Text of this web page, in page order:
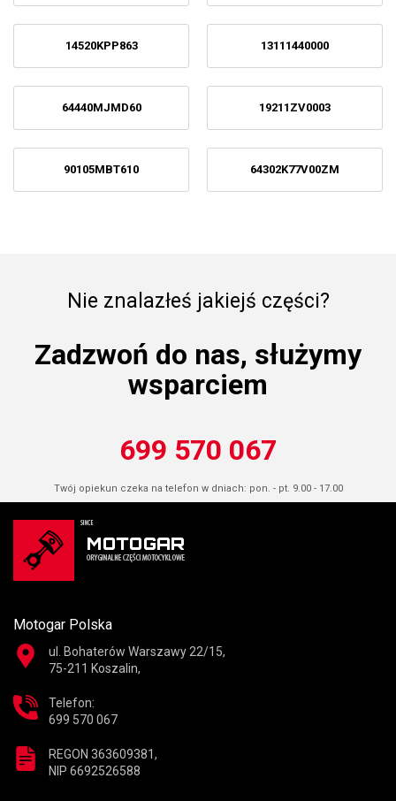
14520KPP863 13111440000
64440MJMD60 19211ZV0003
90105MBT610 64302K77V00ZM
Nie znalazłeś jakiejś części?
Zadzwoń do nas, służymy
wsparciem
699 570 067
Twój opiekun czeka na telefon w dniach: pon. - pt. 9.00 - 17.00
Motogar Polska
ul. Bohaterów Warszawy 22/15,
75-211 Koszalin,
Telefon:
699 570 067
REGON 363609381,
NIP 6692526588